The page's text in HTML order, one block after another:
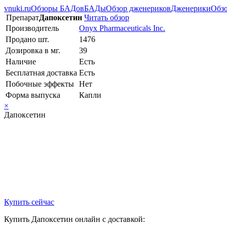
vnuki.ruОбзоры БАДовБАДыОбзор дженериковДженерики
ПрепаратДапоксетин Читать обзор
Производитель
Onyx Pharmaceuticals Inc.
Продано шт.
1476
Дозировка в мг.
39
Наличие
Есть
Бесплатная доставка Есть
Побочные эффекты Нет
Форма выпуска
Капли
×
Дапоксетин
Купить сейчас
Купить Дапоксетин онлайн с доставкой: